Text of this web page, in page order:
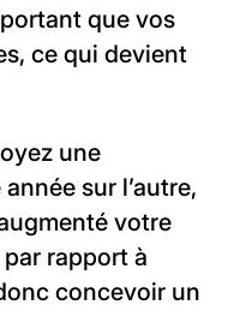
que vos
ce qui devient
une
sur l’autre,
votre
rapport à
concevoir un